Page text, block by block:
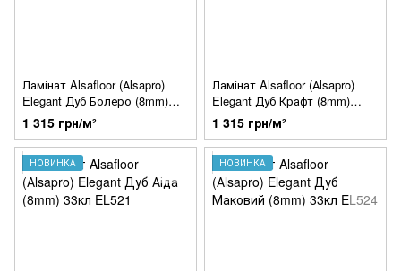
Ламінат Alsafloor (Аlsapro)
Elegant Дуб Болеро (8mm)
33кл EL508
1 315 грн/м²
Ламінат Alsafloor (Аlsapro)
Elegant Дуб Крафт (8mm)
33кл EL511
1 315 грн/м²
НОВИНКА НОВИНКА